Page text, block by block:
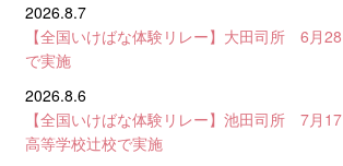
2026.8.7
【全国いけばな体験リレー】大田司所 6月
で実施
2026.8.6
【全国いけばな体験リレー】池田司所 7月
高等学校辻校で実施